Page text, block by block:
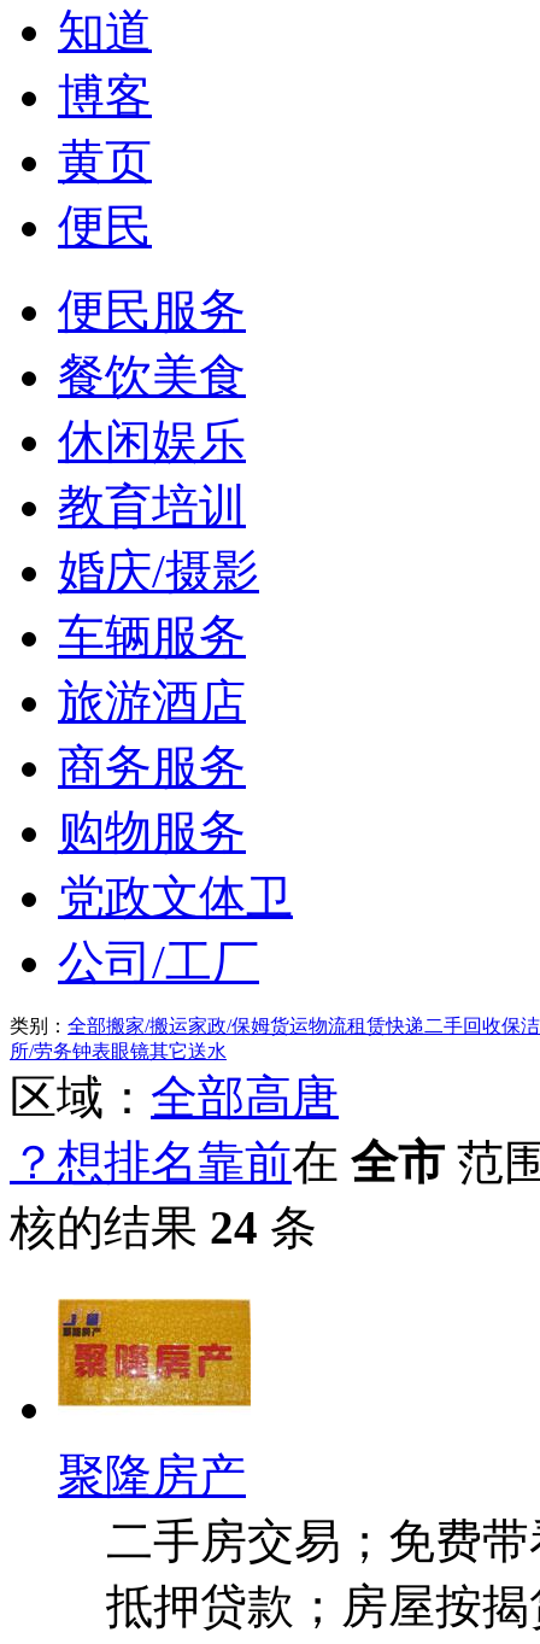
知道
博客
黄页
便民
便民服务
餐饮美食
休闲娱乐
教育培训
婚庆/摄影
车辆服务
旅游酒店
商务服务
购物服务
党政文体卫
公司/工厂
类别： 全部搬家/搬运家政/保姆货运物流租赁快递二手回收保
所/劳务钟表眼镜其它送水
区域： 全部高唐
？想排名靠前在 全市 范
核的结果 24 条
聚隆房产
二手房交易；免费
抵押贷款；房屋按